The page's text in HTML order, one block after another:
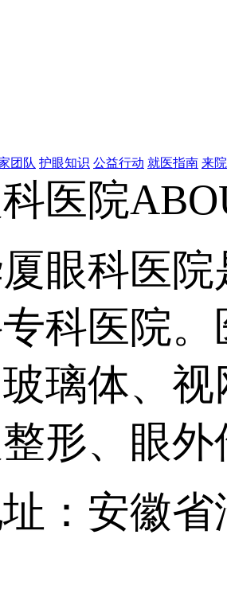
团队 护眼知识 公益行动 就医指南 来
医院
眼科医
科医院
璃体、
形、眼
：安徽